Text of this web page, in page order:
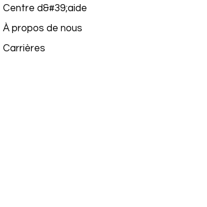
Centre d&#39;aide
À propos de nous
Carrières